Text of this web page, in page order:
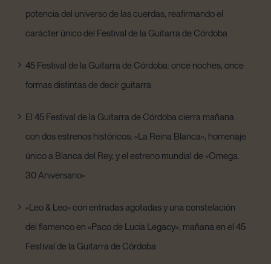
potencia del universo de las cuerdas, reafirmando el
carácter único del Festival de la Guitarra de Córdoba
45 Festival de la Guitarra de Córdoba: once noches, once
formas distintas de decir guitarra
El 45 Festival de la Guitarra de Córdoba cierra mañana
con dos estrenos históricos: «La Reina Blanca», homenaje
único a Blanca del Rey, y el estreno mundial de «Omega.
30 Aniversario»
«Leo & Leo» con entradas agotadas y una constelación
del flamenco en «Paco de Lucía Legacy», mañana en el 45
Festival de la Guitarra de Córdoba